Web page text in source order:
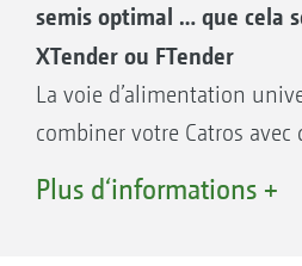
semis optimal … que cela
XTender ou FTender
La voie d’alimentation
combiner votre Catros avec
dispositifs de semis. Ainsi
Plus d‘informations +